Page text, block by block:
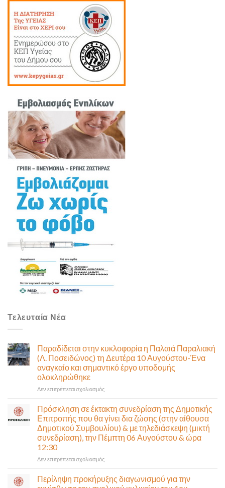
Τελευταία Νέα
Παραδίδεται στην κυκλοφορία η Παλαιά Παραλιακή
(Λ. Ποσειδώνος) τη Δευτέρα 10 Αυγούστου-Ένα
αναγκαίο και σημαντικό έργο υποδομής
ολοκληρώθηκε
Δεν επιτρέπεται σχολιασμόςστο
κυκλοφορία
η
Παλαιά
Παραλιακή
Ποσειδώνος)
10
Πρόσκληση σε έκτακτη συνεδρίαση της Δημοτικής
Επιτροπής που θα γίνει δια ζώσης (στην αίθουσα
Δημοτικού Συμβουλίου) & με τηλεδιάσκεψη (μικτή
συνεδρίαση), την Πέμπτη 06 Αυγούστου & ώρα
12:30
Δεν επιτρέπεται σχολιασμόςστο
σε
έκτακτη
Περίληψη προκήρυξης διαγωνισμού για την